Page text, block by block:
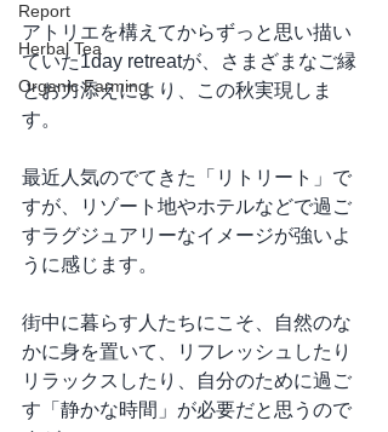
Report
Herbal Tea
Organic Farming
アトリエを構えてからずっと思い描い
ていた1day retreatが、さまざまなご縁
とお力添えにより、この秋実現しま
す。
最近人気のでてきた「リトリート」で
すが、リゾート地やホテルなどで過ご
すラグジュアリーなイメージが強いよ
うに感じます。
街中に暮らす人たちにこそ、自然のな
かに身を置いて、リフレッシュしたり
リラックスしたり、自分のために過ご
す「静かな時間」が必要だと思うので